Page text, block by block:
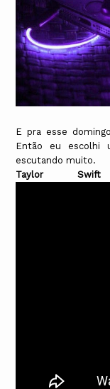
E pra esse
Então eu escolhi
escutando muito.
Taylor